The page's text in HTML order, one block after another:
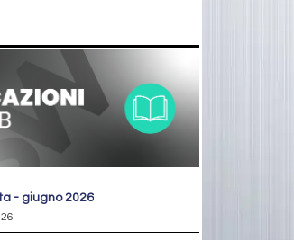
- giugno 2026